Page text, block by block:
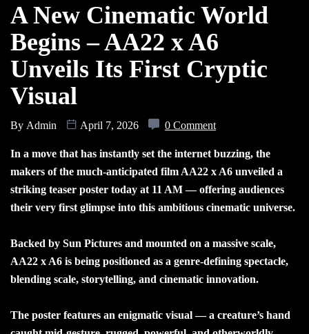
A New Cinematic World
Begins – AA22 x A6
Unveils Its First Cryptic
Visual
By Admin April 7, 2026 0 Comment
In a move that has instantly set the internet buzzing, the
makers of the much-anticipated film AA22 x A6 unveiled a
striking teaser poster today at 11 AM — offering audiences
their very first glimpse into this ambitious cinematic universe.
Backed by Sun Pictures and mounted on a massive scale,
AA22 x A6 is being positioned as a genre-defining spectacle,
blending scale, storytelling, and cinematic innovation.
The poster features an enigmatic visual — a creature’s hand